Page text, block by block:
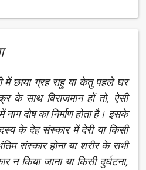
छाया ग्रह राहु या केतु पहले घर
के साथ विराजमान हों तो, ऐसी
दोष का निर्माण होता है। इसके
के देह संस्‍कार में देरी या किसी
संस्‍कार होना या शरीर के सभी
न किया जाना या किसी दुर्घटना,